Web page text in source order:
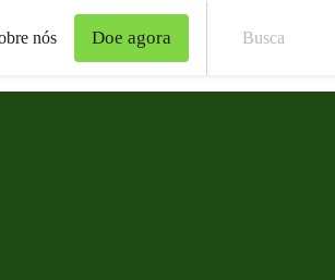
nós Doe agora